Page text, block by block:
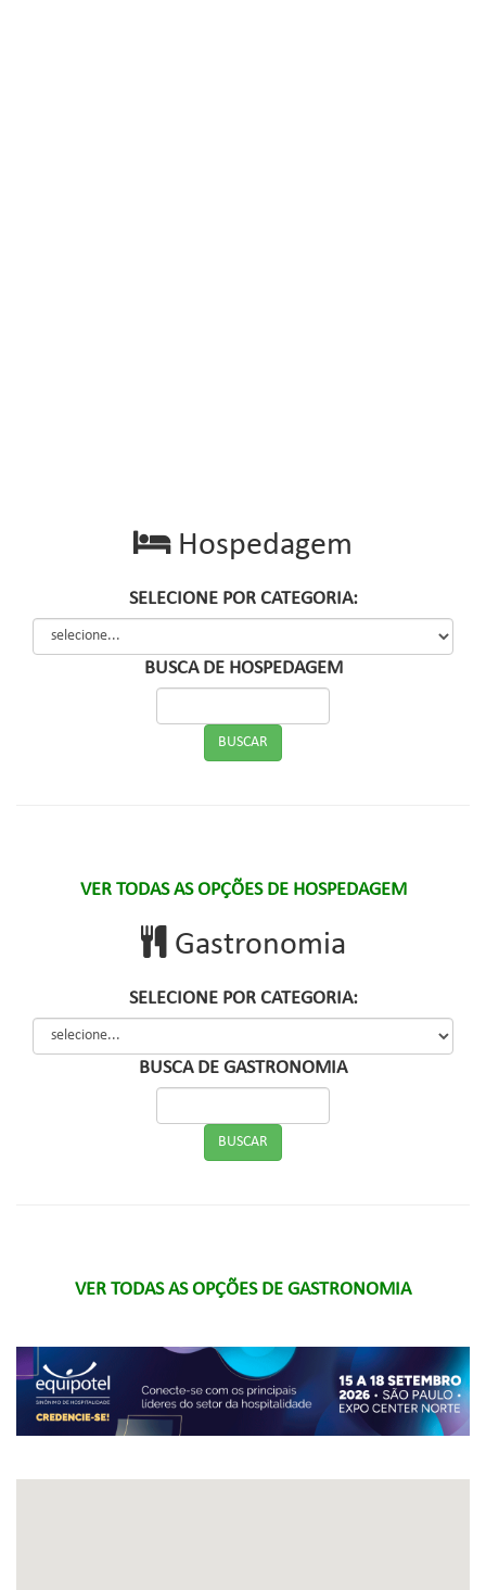
Hospedagem
SELECIONE POR CATEGORIA:
BUSCA DE HOSPEDAGEM
VER TODAS AS OPÇÕES DE HOSPEDAGEM
Gastronomia
SELECIONE POR CATEGORIA:
BUSCA DE GASTRONOMIA
VER TODAS AS OPÇÕES DE GASTRONOMIA